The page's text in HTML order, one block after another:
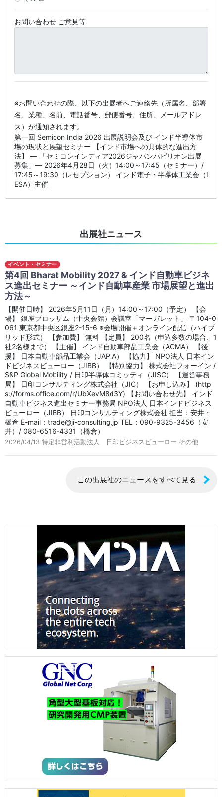
お問い合わせ ご意見等
※お問い合わせの際、以下の出展者へご連絡先（所属名、部署
名、業種、名前、電話番号、郵便番号、住所、メールアドレ
ス）が通知されます。
第一回 Semicon India 2026 出展説明会及び インド半導体市
場の現状と展望セミナー 【インド市場への具体的な進出方
法】 ― 「セミコンインディア2026ジャパンパビリオン出展
募集」― 2026年4月28日（火）14:00～17:45（セミナー）/
17:45～19:30（レセプション） インド電子・半導体工業会（I
ESA）主催
出展社ニュース
イベント・セミナー
第4回 Bharat Mobility 2027 & インド自動車ビジネ
ス進出セミナー ～インド自動車産業 市場展望と進出
方法～
【開催日時】 2026年5月11日（月）14:00～17:00（予定） 【会
場】 銀座ブロッサム（中央会館）会議室「マーガレット」 〒104-0
061 東京都中央区銀座2-15-6 ※会場開催＋オンライン配信（ハイブ
リッド形式） 【参加費】 無料 【定員】 200名（申込多数の場合、1
社2名様まで） 【主催】 インド自動車部品工業会（ACMA） 【後
援】 日本自動車部品工業会（JAPIA） 【協力】 NPO法人 日本イン
ドビジネスビューロー（JIBB） 【特別協力】 株式会社フォーイン /
S&P Global Mobility / 日印半導体コミッティ（JISC） 【運営事務
局】 日印コンサルティング株式会社（JIC） 【お申し込み】 (http
s://forms.office.com/r/UbXevM8d3Y) 【お問い合わせ先】 インド
自動車ビジネス進出セミナー事務局 NPO法人 日本インドビジネス
ビューロー（JIBB） 日印コンサルティング株式会社 担当：安井・
橋倉 E-mail：trade@ji-consulting.jp TEL：090-9325-3456（安
井）/ 080-6516-4331（橋倉）
2026/04/13 特定非営利活動法人 日印ビジネスビューロー その他
この出展社のニュースをすべて見る